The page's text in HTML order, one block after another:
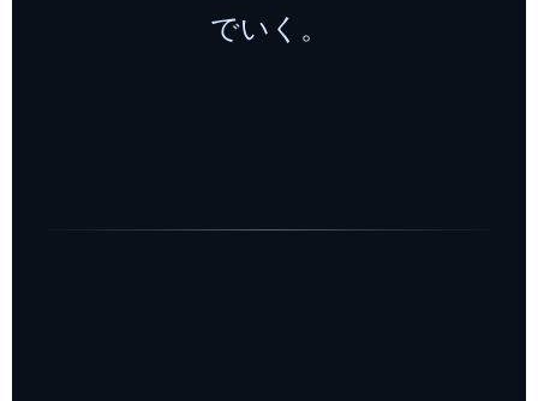
でいく。